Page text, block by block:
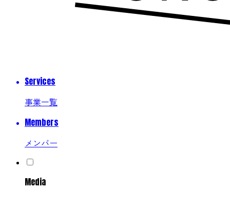
Services
事業一覧
Members
メンバー
Media